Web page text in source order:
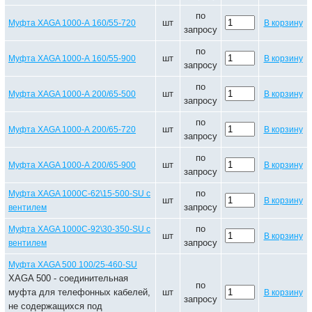
Муфта XAGA 1000-А 160/55-720 шт
по
запросу
В корзину
Муфта XAGA 1000-А 160/55-900 шт
по
запросу
В корзину
Муфта XAGA 1000-А 200/65-500 шт
по
запросу
В корзину
Муфта XAGA 1000-А 200/65-720 шт
по
запросу
В корзину
Муфта XAGA 1000-А 200/65-900 шт
по
запросу
В корзину
Муфта XAGA 1000С-62\15-500-SU с
вентилем
шт
по
запросу
В корзину
Муфта XAGA 1000С-92\30-350-SU с
вентилем
шт
по
запросу
В корзину
Муфта XAGA 500 100/25-460-SU
XAGA 500 - соединительная
муфта для телефонных кабелей,
не содержащихся под
шт
по
запросу
В корзину